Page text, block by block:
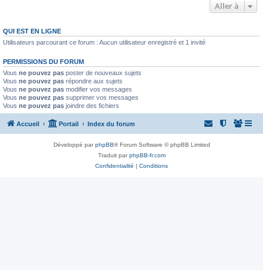
Aller à
QUI EST EN LIGNE
Utilisateurs parcourant ce forum : Aucun utilisateur enregistré et 1 invité
PERMISSIONS DU FORUM
Vous ne pouvez pas poster de nouveaux sujets
Vous ne pouvez pas répondre aux sujets
Vous ne pouvez pas modifier vos messages
Vous ne pouvez pas supprimer vos messages
Vous ne pouvez pas joindre des fichiers
Accueil Portail Index du forum
Développé parphpBB® Forum Software © phpBB Limited
Traduit parphpBB-fr.com
Confidentialité | Conditions